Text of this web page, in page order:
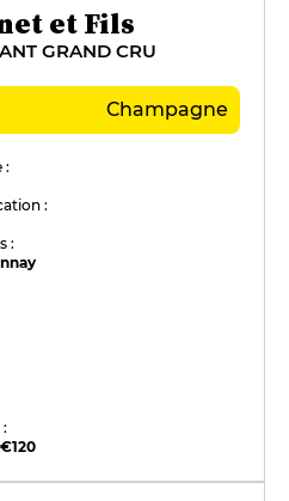
et Fils
GRAND CRU
Champagne
:
:
: